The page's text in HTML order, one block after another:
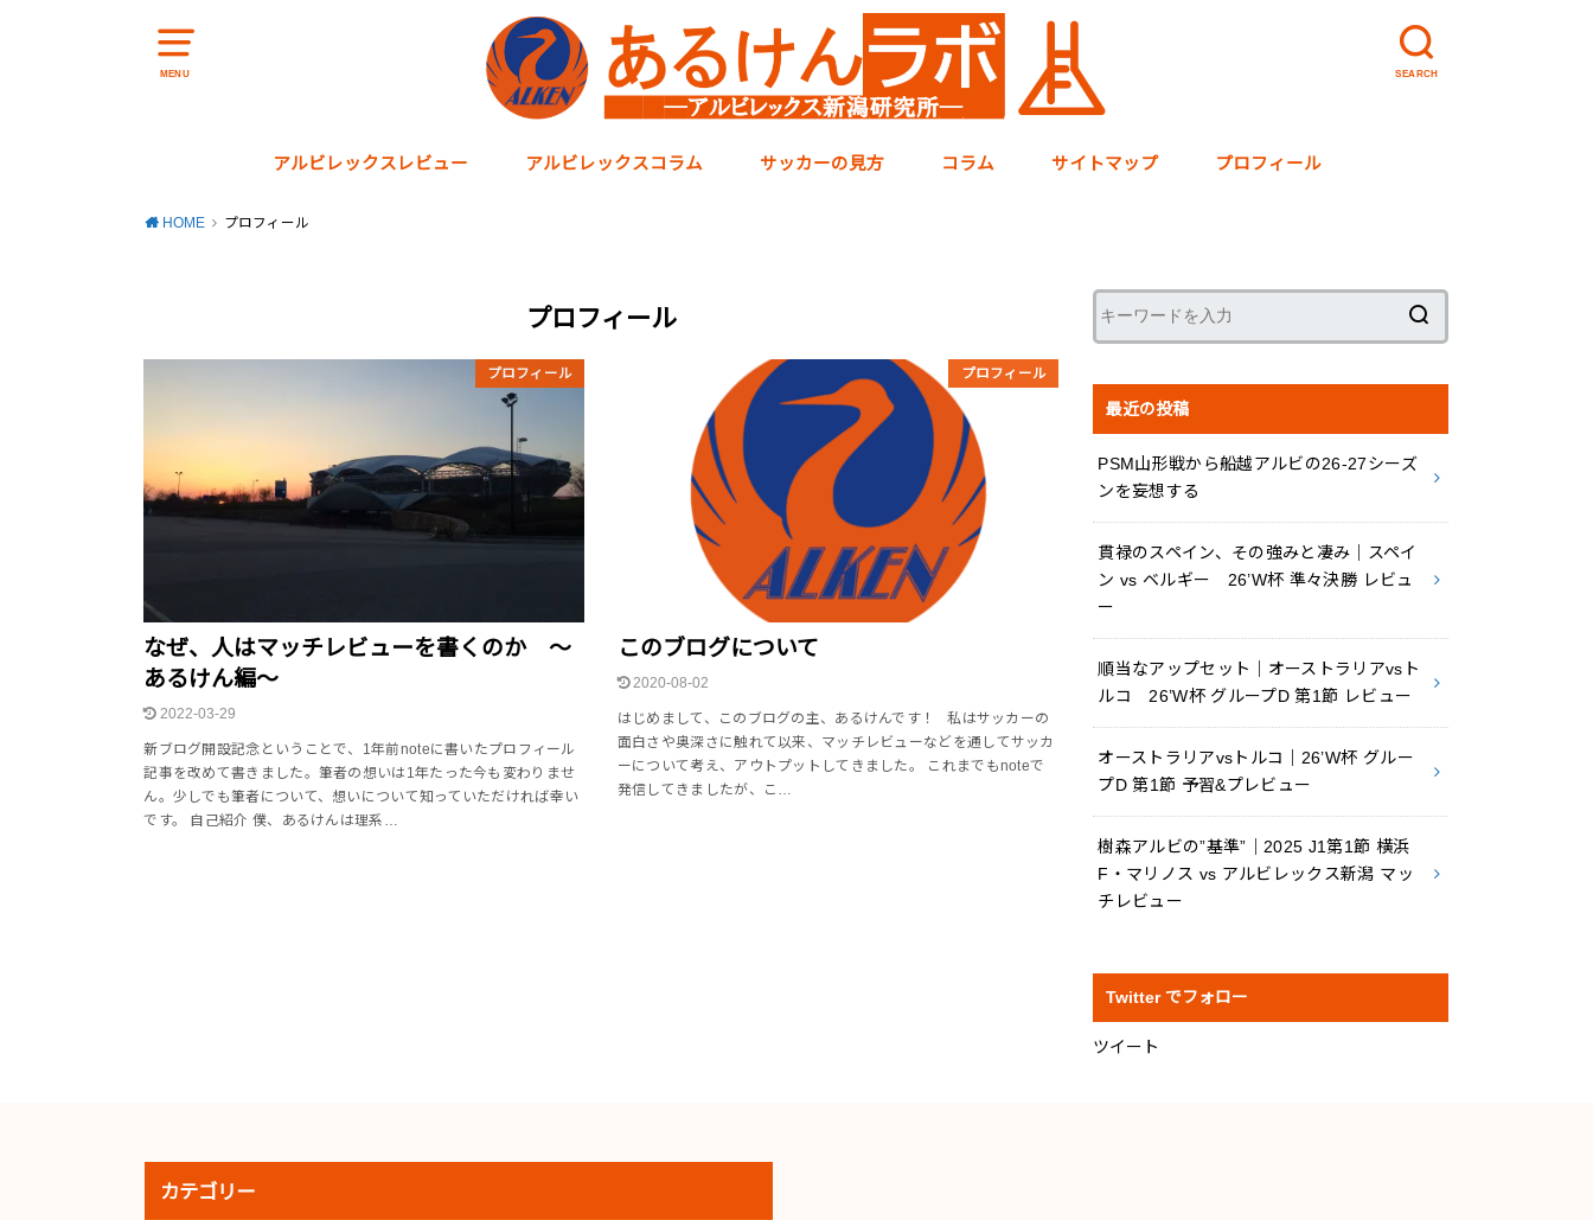
MENU SEARCH
アルビレックスレビュー
2018シーズン
2019シーズン
2020シーズン
2021シーズン
2022シーズン
アルビレックスコラム サッカーの見方 コラム サイトマップ プロフィール
HOME プロフィール
プロフィール
プロフィール
なぜ、人はマッチレビューを書くのか ～
あるけん編～
2022-03-29
新ブログ開設記念ということで、1年前noteに書いたプロフィール
記事を改めて書きました。筆者の想いは1年たった今も変わりませ
ん。少しでも筆者について、想いについて知っていただければ幸い
です。 自己紹介 僕、あるけんは理系…
プロフィール
このブログについて
2020-08-02
はじめまして、このブログの主、あるけんです！ 私はサッカーの
面白さや奥深さに触れて以来、マッチレビューなどを通してサッカ
ーについて考え、アウトプットしてきました。 これまでもnoteで
発信してきましたが、こ…
最近の投稿
PSM山形戦から船越アルビの26-27シーズ
ンを妄想する
貫禄のスペイン、その強みと凄み｜スペイ
ン vs ベルギー 26’W杯 準々決勝 レビュ
ー
順当なアップセット｜オーストラリアvsト
ルコ 26’W杯 グループD 第1節 レビュー
オーストラリアvsトルコ｜26’W杯 グルー
プD 第1節 予習&プレビュー
樹森アルビの”基準”｜2025 J1第1節 横浜
F・マリノス vs アルビレックス新潟 マッ
チレビュー
Twitter でフォロー
ツイート
カテゴリー